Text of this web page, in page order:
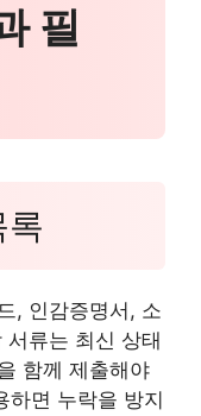
필
, 인감증명서, 소
류는 최신 상태
함께 제출해야
하면 누락을 방지